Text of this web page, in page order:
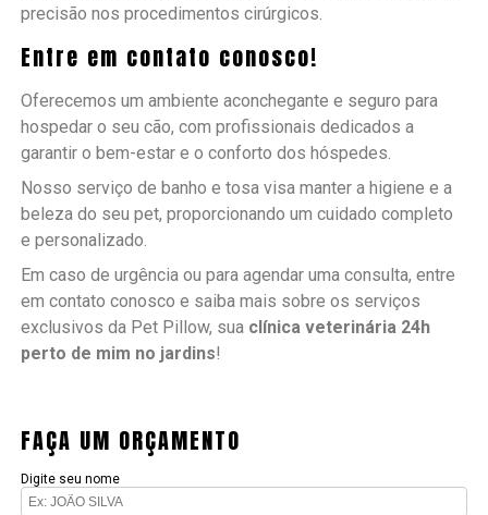
precisão nos procedimentos cirúrgicos.
Entre em contato conosco!
Oferecemos um ambiente aconchegante e seguro para
hospedar o seu cão, com profissionais dedicados a
garantir o bem-estar e o conforto dos hóspedes.
Nosso serviço de banho e tosa visa manter a higiene e a
beleza do seu pet, proporcionando um cuidado completo
e personalizado.
Em caso de urgência ou para agendar uma consulta, entre
em contato conosco e saiba mais sobre os serviços
exclusivos da Pet Pillow, sua clínica veterinária 24h
perto de mim no jardins!
FAÇA UM ORÇAMENTO
Digite seu nome